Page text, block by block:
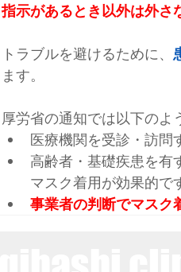
指示があるとき以外は外さ
トラブルを避けるために、
ます。
厚労省の通知では以下のよ
医療機関を受診・訪問
高齢者・基礎疾患を有
マスク着用が効果的で
事業者の判断でマスク